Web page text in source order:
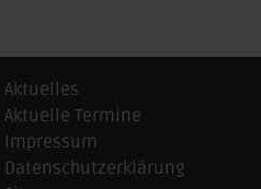
Aktuelles
Aktuelle Termine
Impressum
Datenschutzerklärung